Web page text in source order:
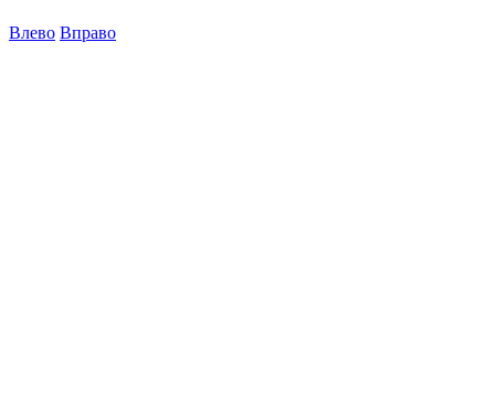
Влево Вправо